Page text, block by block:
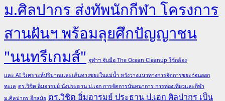
ม.ศิลปากร ส่งทัพนักกีฬา โครงการ
สานฝันฯ พร้อมลุยศึกปัญญาชน
"นนทรีเกมส์" จุฬาฯ จับมือ The Ocean Cleanup ใช้กล้อง
และ AI วิเคราะห์ปริมาณและเส้นทางขยะในแม่น้ำ หวังวางแนวทางการจัดการขยะก่อนออก
ทะเล ดร.วิชิต อิ่มอารมย์ นั่งประธาน ป.เอก การจัดการนันทนาการ การท่องเที่ยวและกีฬา
ม.ศิลปากร อีกสมัย ดร.วิชิต อิ่มอารมย์ ประธาน ป.เอก ศิลปากร เป็น